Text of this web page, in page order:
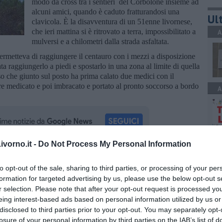
- Do Not Process My Personal Information
opt-out of the sale, sharing to third parties, or processing of your
for targeted advertising by us, please use the below opt-out
selection. Please note that after your opt-out request is processed
interest-based ads based on personal information utilized by us
to third parties prior to your opt-out. You may separately
of your personal information by third parties on the IAB’s list of
alcuni amici, quando è caduto fratturandosi una
clavicola. È la disavventura di un 51enne livornese,
che ieri mattina si è ritrovato a terra, impossibilitato a
mulversi e a chilometri dalla strada asfaltata.
di raggiungere il centauro con i mezzi a disposizione
raggiungerlo a piedi e spostarlo in una zona al limite di quella
che giunto sul posto ha prima calato due medici con il
medicato e poi imbracato e portato al pronto soccorso a bordo
iscriviti alla
nella tua casella di posta.